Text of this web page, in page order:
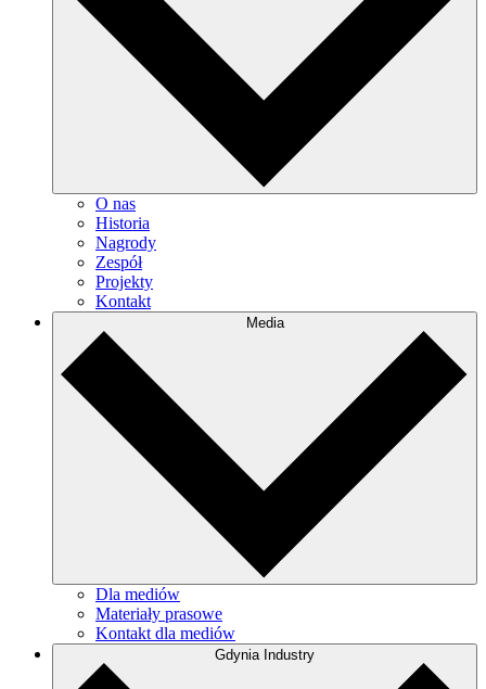
O nas
Historia
Nagrody
Zespół
Projekty
Kontakt
Media
Dla mediów
Materiały prasowe
Kontakt dla mediów
Gdynia Industry